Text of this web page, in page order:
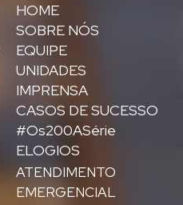
HOME
SOBRE NÓS
EQUIPE
UNIDADES
IMPRENSA
CASOS DE SUCESSO
#Os200ASérie
ELOGIOS
ATENDIMENTO
EMERGENCIAL